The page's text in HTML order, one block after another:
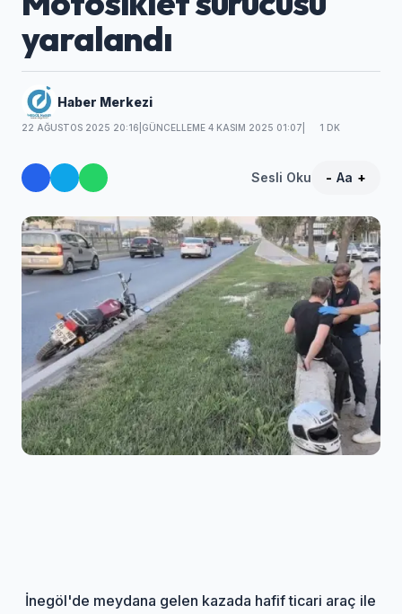
yaralandı
Haber Merkezi
22 AĞUSTOS 2025 20:16 GÜNCELLEME 4 KASIM 2025 01:07 1 DK
Sesli Oku - Aa +
İnegöl'de meydana gelen kazada hafif ticari araç ile